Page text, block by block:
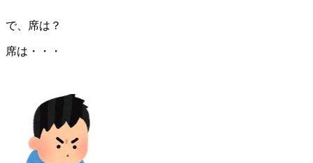
で、席は？
席は・・・